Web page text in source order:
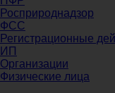
Росприроднадзор
ФСС
Регистрационные
ИП
Организации
Физические лица